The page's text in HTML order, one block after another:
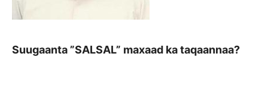
Suugaanta ”SALSAL” maxaad ka taqaannaa?